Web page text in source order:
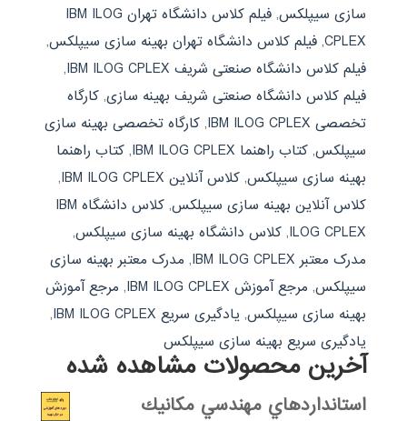
سازی سیپلکس,
فیلم کلاس دانشگاه تهران IBM ILOG
CPLEX
, فیلم کلاس دانشگاه تهران بهینه سازی سیپلکس,
فیلم کلاس دانشگاه صنعتی شریف IBM ILOG CPLEX
,
فیلم کلاس دانشگاه صنعتی شریف بهینه سازی, کارگاه
تخصصی IBM ILOG CPLEX
, کارگاه تخصصی بهینه سازی
سیپلکس, کتاب راهنما IBM ILOG CPLEX , کتاب راهنما
بهینه سازی سیپلکس, کلاس آنلاین IBM ILOG CPLEX
,
کلاس آنلاین بهینه سازی سیپلکس,
کلاس دانشگاه IBM
ILOG CPLEX
, کلاس دانشگاه بهینه سازی سیپلکس,
مدرک معتبر IBM ILOG CPLEX
, مدرک معتبر بهینه سازی
سیپلکس, مرجع آموزش IBM ILOG CPLEX , مرجع آموزش
بهینه سازی سیپلکس, یادگیری سریع IBM ILOG CPLEX
,
یادگیری سریع بهینه سازی سیپلکس
آخرین محصولات مشاهده شده
استانداردهاي مهندسي مكانيك